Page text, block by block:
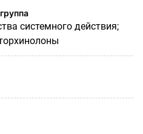
системного действия;